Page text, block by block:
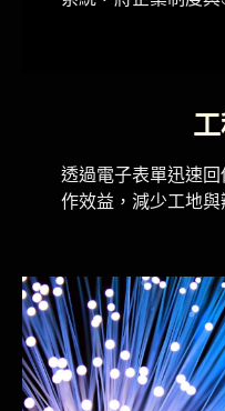
透過電子表單迅速
作效益，減少工地